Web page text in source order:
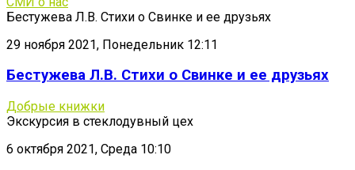
Бестужева Л.В. Стихи о Свинке и ее друзьях
29 ноября 2021, Понедельник 12:11
Бестужева Л.В. Стихи о Свинке и ее друзьях
Добрые книжки
Экскурсия в стеклодувный цех
6 октября 2021, Среда 10:10